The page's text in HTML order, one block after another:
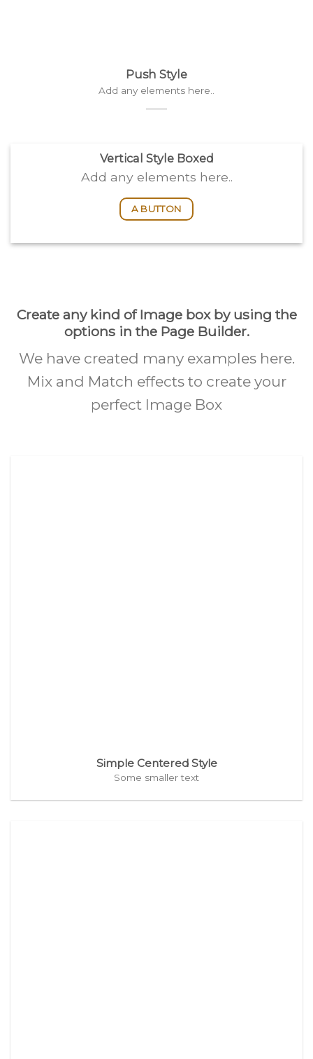
Push Style
Add any elements here..
Vertical Style Boxed
Add any elements here..
A BUTTON
Create any kind of Image box by using the
options in the Page Builder.
We have created many examples here.
Mix and Match effects to create your
perfect Image Box
Simple Centered Style
Some smaller text